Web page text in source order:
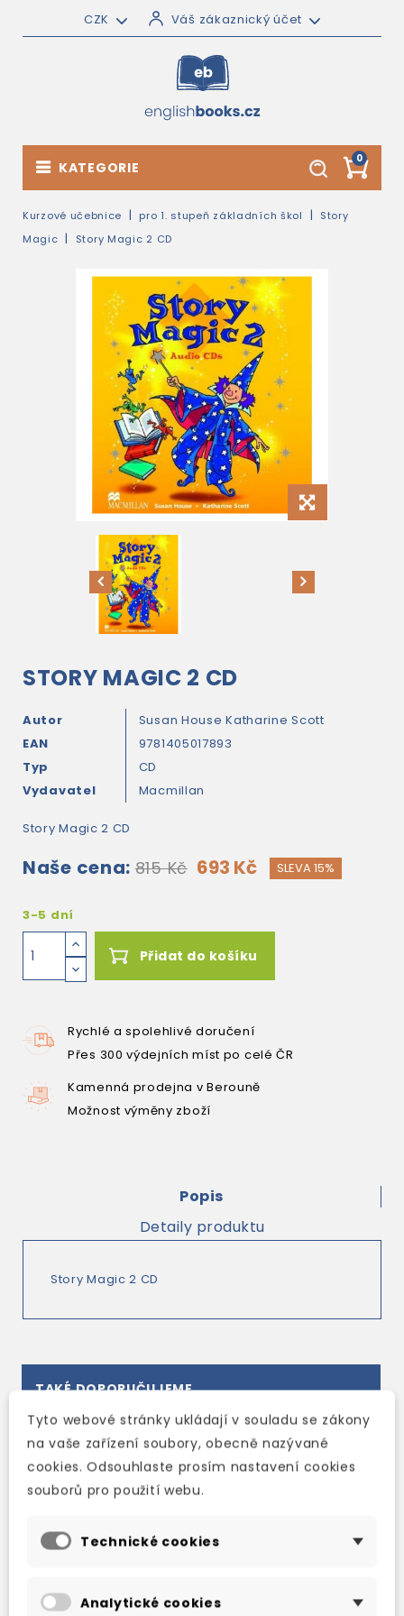
CZK Váš zákaznický účet
0
KATEGORIE
Kurzové učebnice pro 1. stupeň základních škol
Story
Magic
Story Magic 2 CD
STORY MAGIC 2 CD
Autor Susan HouseKatharine Scott
EAN
9781405017893
Typ
CD
Vydavatel
Macmillan
Story Magic 2 CD
Naše cena: 815 Kč 693 Kč SLEVA 15%
3-5 dní
Přidat do košíku
Rychlé a spolehlivé doručení
Přes 300 výdejních míst po celé ČR
Kamenná prodejna v Berouně
Možnost výměny zboží
Popis
Detaily produktu
Story Magic 2 CD
TAKÉ DOPORUČUJEME
Tyto webové stránky ukládají v souladu se zákony
na vaše zařízení soubory, obecně nazývané
cookies. Odsouhlaste prosím nastavení cookies
souborů pro použití webu.
Technické cookies
Analytické cookies